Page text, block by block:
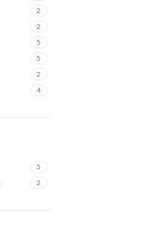
2
2
5
5
2
4
5
2